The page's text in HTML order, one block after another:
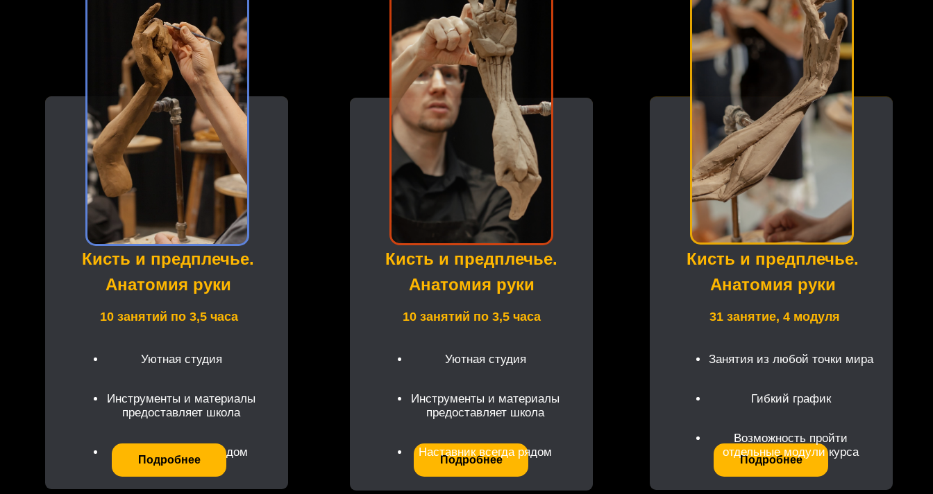
Кисть и предплечье.
Анатомия руки
Подробнее
Занятия из любой точки мира
Гибкий график
Возможность пройти
отдельные модули курса
31 занятие, 4 модуля
10 занятий по 3,5 часа
Уютная студия
Инструменты и материалы
предоставляет школа
Наставник всегда рядом
Кисть и предплечье.
Анатомия руки
Кисть и предплечье.
Анатомия руки
Подробнее
Подробнее
10 занятий по 3,5 часа
Уютная студия
Инструменты и материалы
предоставляет школа
Наставник всегда рядом